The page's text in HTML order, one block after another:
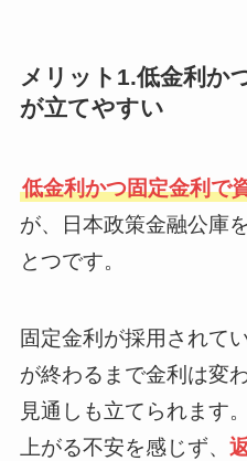
メリット1.低金利か
が立てやすい
低金利かつ固定金利で
が、日本政策金融公庫
とつです。
固定金利が採用されて
が終わるまで金利は変
見通しも立てられます
上がる不安を感じず、